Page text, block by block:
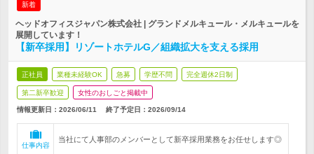
新着
ヘッドオフィスジャパン株式会社 | グランドメルキュール・メルキュールを
展開しています！
【新卒採用】リゾートホテルG／組織拡大を支える採用
正社員 業種未経験OK 急募 学歴不問 完全週休2日制
第二新卒歓迎 女性のおしごと掲載中
情報更新日：2026/06/11 終了予定日： 2026/09/14
仕事内容
当社にて人事部のメンバーとして新卒採用業務をお任せします◎